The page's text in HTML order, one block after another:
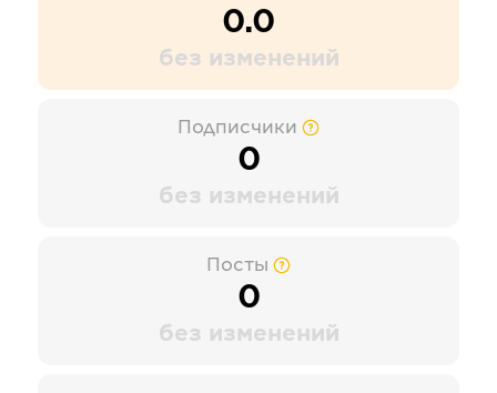
0.0
без изменений
Подписчики
0
без изменений
Посты
0
без изменений